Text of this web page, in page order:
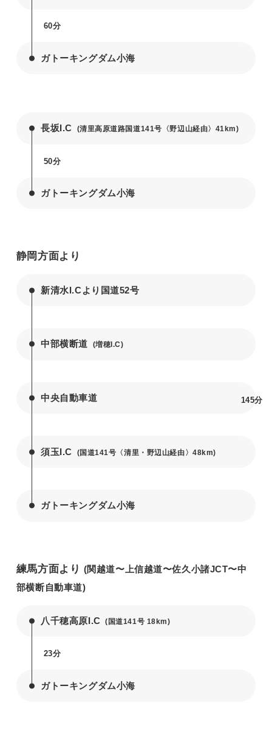
60分
ガトーキングダム小海
長坂I.C (清里高原道路国道141号〈野辺山経由〉41km)
50分
ガトーキングダム小海
静岡方面より
新清水I.Cより国道52号
中部横断道 (増穂I.C)
中央自動車道 145分
須玉I.C (国道141号〈清里・野辺山経由〉48km)
ガトーキングダム小海
練馬方面より (関越道〜上信越道〜佐久小諸JCT〜中
部横断自動車道)
八千穂高原I.C (国道141号 18km)
23分
ガトーキングダム小海